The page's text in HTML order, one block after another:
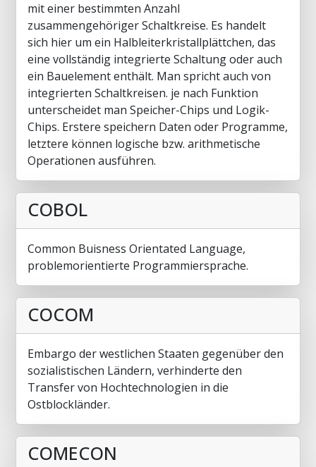
mit einer bestimmten Anzahl
zusammengehöriger Schaltkreise. Es handelt
sich hier um ein Halbleiterkristallplättchen, das
eine vollständig integrierte Schaltung oder auch
ein Bauelement enthält. Man spricht auch von
integrierten Schaltkreisen. je nach Funktion
unterscheidet man Speicher-Chips und Logik-
Chips. Erstere speichern Daten oder Programme,
letztere können logische bzw. arithmetische
Operationen ausführen.
COBOL
Common Buisness Orientated Language,
problemorientierte Programmiersprache.
COCOM
Embargo der westlichen Staaten gegenüber den
sozialistischen Ländern, verhinderte den
Transfer von Hochtechnologien in die
Ostblockländer.
COMECON